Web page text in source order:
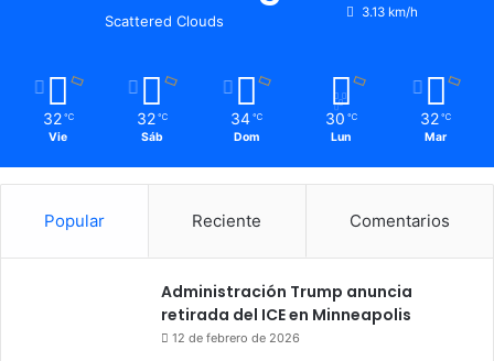
Scattered Clouds 3.13 km/h
32 ℃
Vie
32 ℃
Sáb
34 ℃
Dom
30 ℃
Lun
32 ℃
Mar
Popular Reciente Comentarios
Administración Trump anuncia
retirada del ICE en Minneapolis
12 de febrero de 2026